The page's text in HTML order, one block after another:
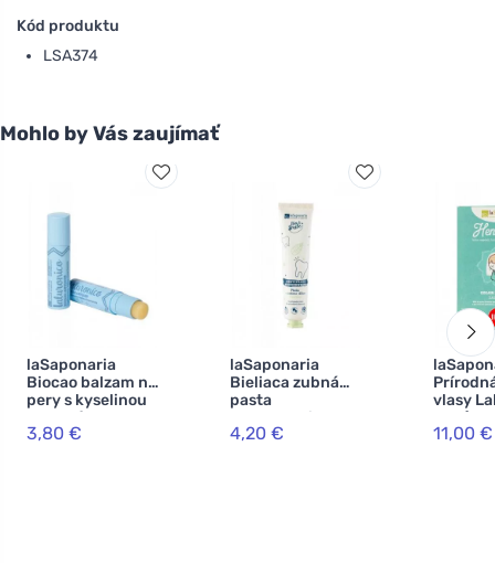
Kód produktu
LSA374
Mohlo by Vás zaujímať
laSaponaria
Biocao balzam na
pery s kyselinou
hyalurónovou
BIO (5,7 ml)
3,80 €
laSaponaria
Bieliaca zubná
pasta
WonderWhite -
mäta a aktívne
4,20 €
vlasy
BIO
11,00 €